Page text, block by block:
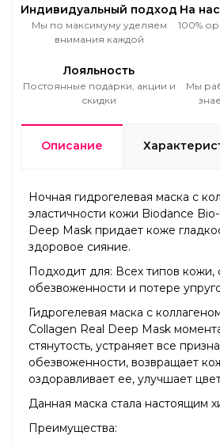
Индивидуальный подход
Мы по максимуму уделяем
внимания каждой
На
100%
Лояльность
Постоянные подарки, акции и
скидки
Мы
Описание
Ночная гидрогелевая маска с
эластичности кожи Biodance
Deep Mask придает коже
здоровое сияние.
Подходит для: Всех типов кожи,
обезвоженности и потере
Гидрогелевая маска с
Collagen Real Deep Mask
стянутость, устраняет все
обезвоженности, возвращает
оздоравливает ее, улучшает
Данная маска стала настоящим
Преимущества: